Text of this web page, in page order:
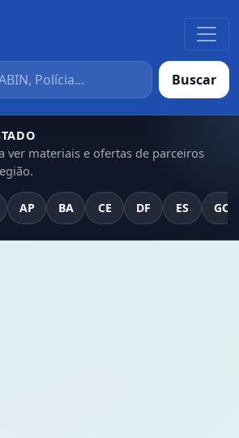
Buscar
ver materiais e ofertas de parceiros
AP BA CE DF ES GO